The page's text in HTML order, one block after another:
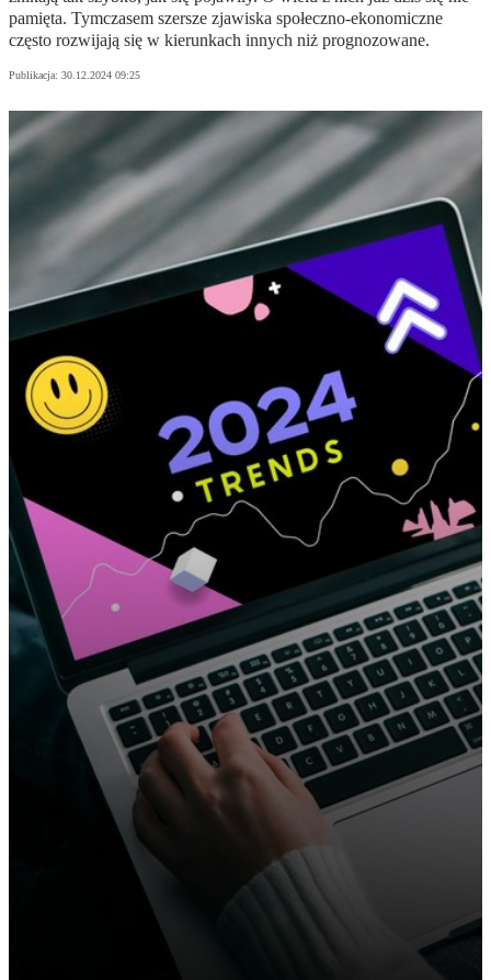
pamięta. Tymczasem szersze zjawiska społeczno-ekonomiczne
często rozwijają się w kierunkach innych niż prognozowane.
Publikacja: 30.12.2024 09:25